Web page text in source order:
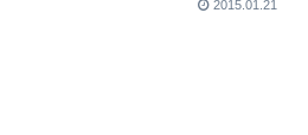
2015.01.21